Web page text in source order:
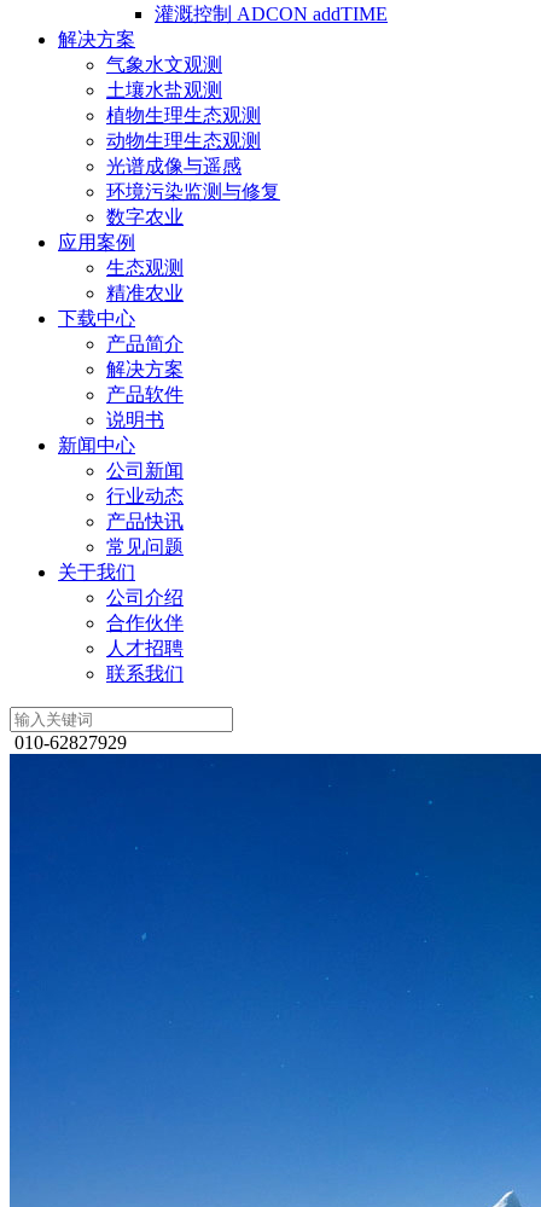
灌溉控制 ADCON addTIME
解决方案
气象水文观测
土壤水盐观测
植物生理生态观测
动物生理生态观测
光谱成像与遥感
环境污染监测与修复
数字农业
应用案例
生态观测
精准农业
下载中心
产品简介
解决方案
产品软件
说明书
新闻中心
公司新闻
行业动态
产品快讯
常见问题
关于我们
公司介绍
合作伙伴
人才招聘
联系我们
010-62827929